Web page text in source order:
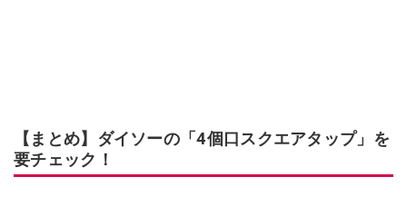
【まとめ】ダイソーの「4個口スクエアタップ」を
要チェック！